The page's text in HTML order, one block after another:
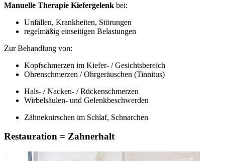
Manuelle Therapie Kiefergelenk bei:
Unfällen, Krankheiten, Störungen
regelmäßig einseitigen Belastungen
Zur Behandlung von:
Kopfschmerzen im Kiefer- / Gesichtsbereich
Ohrenschmerzen / Ohrgeräuschen (Tinnitus)
Hals- / Nacken- / Rückenschmerzen
Wirbelsäulen- und Gelenkbeschwerden
Zähneknirschen im Schlaf, Schnarchen
Restauration = Zahnerhalt